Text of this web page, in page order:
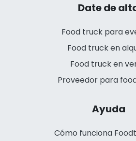
Date de
Food truck para
Food truck en
Food truck en
Proveedor para
Ayuda
Cómo funciona